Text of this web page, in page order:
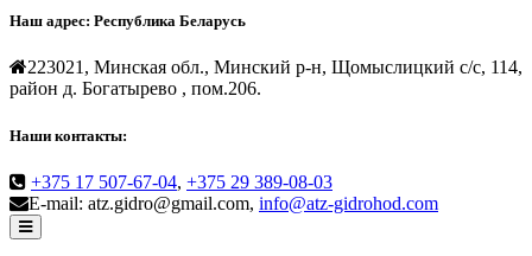
Наш адрес: Республика Беларусь
223021, Минская обл., Минский р-н, Щомыслицкий с/с, 114,
район д. Богатырево , пом.206.
Наши контакты:
+375 17 507-67-04, +375 29 389-08-03
E-mail: atz.gidro@gmail.com, info@atz-gidrohod.com